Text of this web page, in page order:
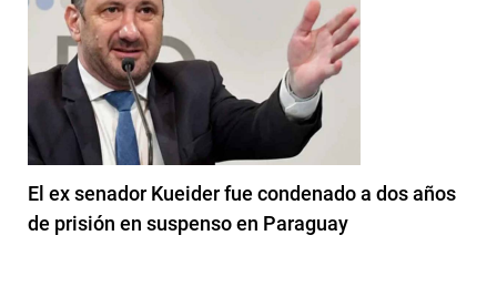
El ex senador Kueider fue condenado a dos años
de prisión en suspenso en Paraguay